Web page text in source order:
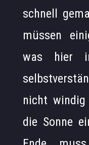
schnell
müssen
was hier
nicht
die Sonne